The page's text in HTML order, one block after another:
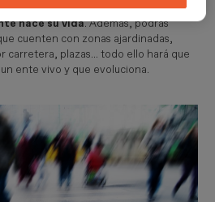
el máximo provecho a losespacios
hace su vida. Además, podrás
cuenten con zonas ajardinadas,
carretera, plazas... todo ello hará que
ente vivo y que evoluciona.